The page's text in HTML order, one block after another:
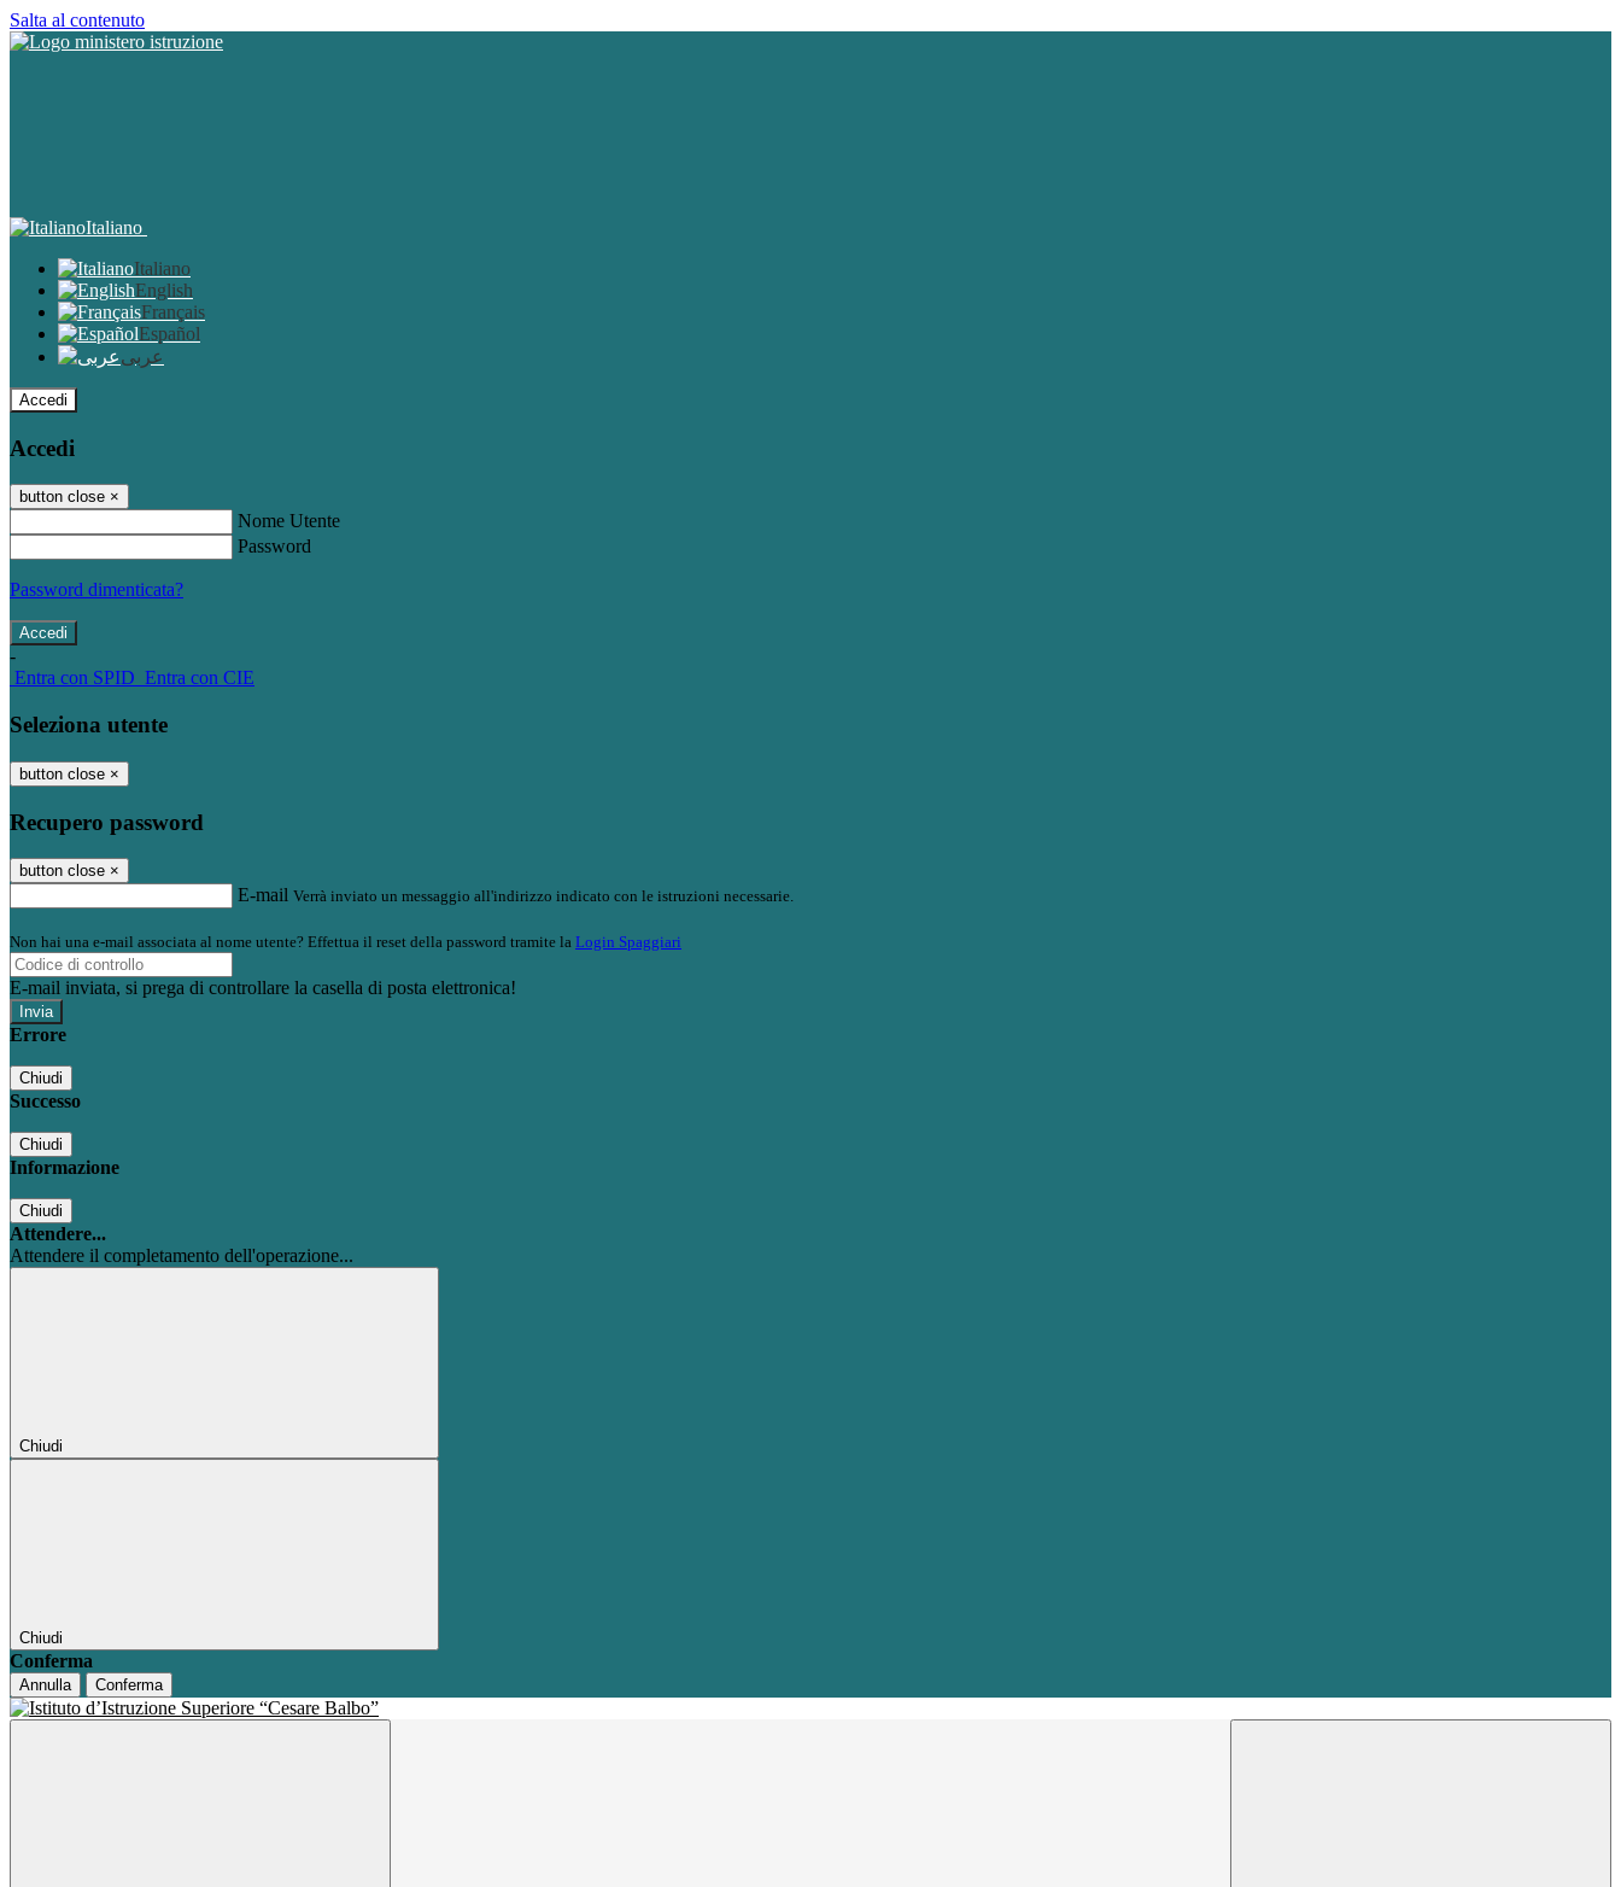
Salta al contenuto
Italiano
Italiano
English
Français
Español
عربى
Accedi
Accedi
button close ×
Nome Utente
Password
Password dimenticata?
-
Entra con SPID Entra con CIE
Seleziona utente
button close ×
Recupero password
button close ×
E-mail Verrà inviato un messaggio all'indirizzo indicato con le istruzioni necessarie.
Non hai una e-mail associata al nome utente? Effettua il reset della password tramite la Login Spaggiari
E-mail inviata, si prega di controllare la casella di posta elettronica!
Errore
Chiudi
Successo
Chiudi
Informazione
Chiudi
Attendere...
Attendere il completamento dell'operazione...
Chiudi
Chiudi
Conferma
Annulla Conferma